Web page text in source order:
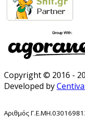
Copyright © 2016 -
Developed by
ΑριθμόςΓ.Ε.ΜΗ.